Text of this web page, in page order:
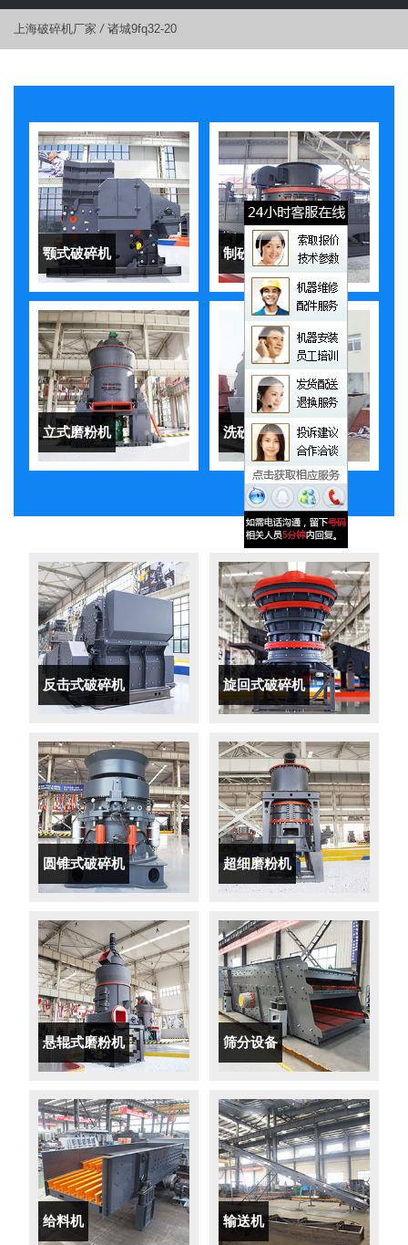
上海破碎机厂家 / 诸城9fq32-20
颚式破碎机 制砂机
立式磨粉机 洗砂机
反击式破碎机 旋回式破碎机
圆锥式破碎机 超细磨粉机
悬辊式磨粉机 筛分设备
给料机 输送机